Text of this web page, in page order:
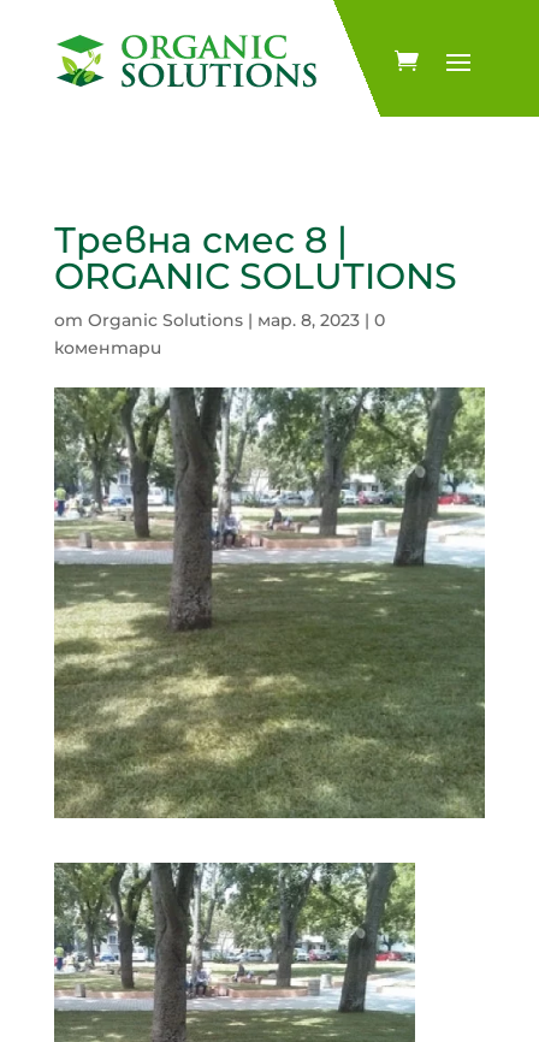
Тревна смес 8 |
ORGANIC SOLUTIONS
от Organic Solutions| мар. 8, 2023| 0
коментари